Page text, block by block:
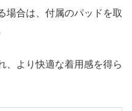
場合は、付属のパッドを取
、より快適な着用感を得ら